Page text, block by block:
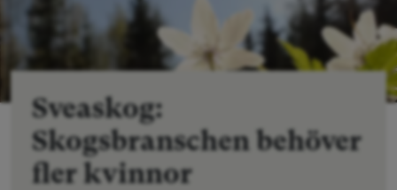
Sveaskog:
Skogsbranschen behöver
fler kvinnor